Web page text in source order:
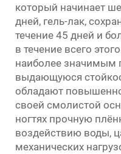
который начинает
дней, гель-лак,
течение 45 дней и
в течение всего
наиболее
выдающуюся
обладают
своей смолистой
ногтях прочную
воздействию воды,
механических